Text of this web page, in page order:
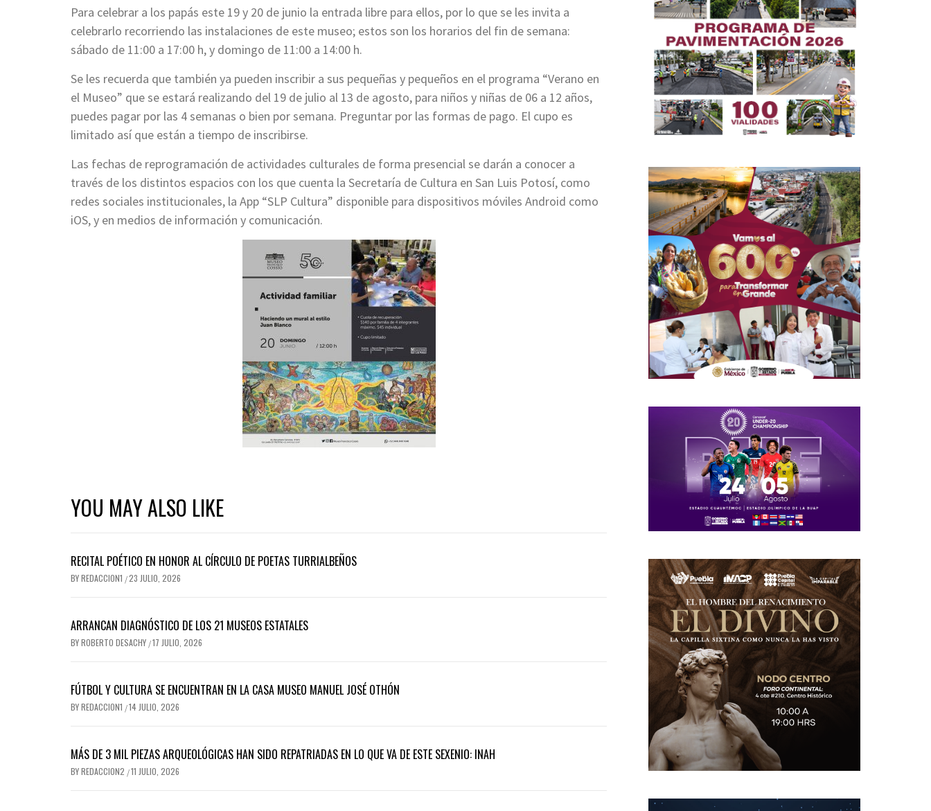
Para celebrar a los papás este 19 y 20 de junio la entrada libre para ellos, por lo que se les invita a
celebrarlo recorriendo las instalaciones de este museo; estos son los horarios del fin de semana:
sábado de 11:00 a 17:00 h, y domingo de 11:00 a 14:00 h.
Se les recuerda que también ya pueden inscribir a sus pequeñas y pequeños en el programa “Verano en
el Museo” que se estará realizando del 19 de julio al 13 de agosto, para niños y niñas de 06 a 12 años,
puedes pagar por las 4 semanas o bien por semana. Preguntar por las formas de pago. El cupo es
limitado así que están a tiempo de inscribirse.
Las fechas de reprogramación de actividades culturales de forma presencial se darán a conocer a
través de los distintos espacios con los que cuenta la Secretaría de Cultura en San Luis Potosí, como
redes sociales institucionales, la App “SLP Cultura” disponible para dispositivos móviles Android como
iOS, y en medios de información y comunicación.
YOU MAY ALSO LIKE
RECITAL POÉTICO EN HONOR AL CÍRCULO DE POETAS TURRIALBEÑOS
BYREDACCION1 /23 JULIO, 2026
ARRANCAN DIAGNÓSTICO DE LOS 21 MUSEOS ESTATALES
BYROBERTO DESACHY /17 JULIO, 2026
FÚTBOL Y CULTURA SE ENCUENTRAN EN LA CASA MUSEO MANUEL JOSÉ OTHÓN
BYREDACCION1 /14 JULIO, 2026
MÁS DE 3 MIL PIEZAS ARQUEOLÓGICAS HAN SIDO REPATRIADAS EN LO QUE VA DE ESTE SEXENIO: INAH
BYREDACCION2 /11 JULIO, 2026